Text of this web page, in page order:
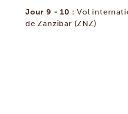
Jour 9 - 10 :Vol
de Zanzibar (ZNZ)